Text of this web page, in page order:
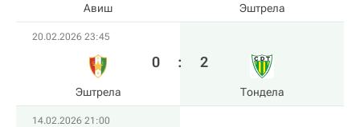
Авиш Эштрела
20.02.2026 23:45
Эштрела
0 : 2
Тондела
14.02.2026 21:00